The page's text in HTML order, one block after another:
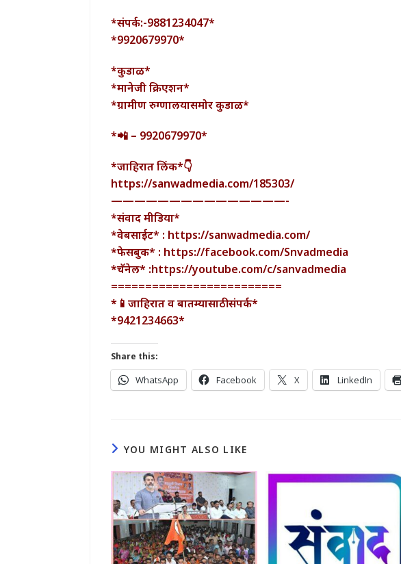
*संपर्क:-9881234047*
*9920679970*
*कुडाळ*
*मानेजी क्रिएशन*
*ग्रामीण रुग्णालयासमोर कुडाळ*
*📲 – 9920679970*
*जाहिरात लिंक*👇
https://sanwadmedia.com/185303/
———————————————-
*संवाद मीडिया*
*वेबसाईट* : https://sanwadmedia.com/
*फेसबुक* : https://facebook.com/Snvadmedia
*चॅनेल* :https://youtube.com/c/sanvadmedia
=========================
*📱जाहिरात व बातम्यासाठी संपर्क*
*9421234663*
Share this:
WhatsApp Facebook X LinkedIn
YOU MIGHT ALSO LIKE